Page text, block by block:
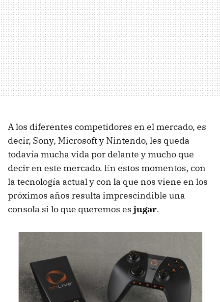
A los diferentes competidores en el mercado, es
decir, Sony, Microsoft y Nintendo, les queda
todavía mucha vida por delante y mucho que
decir en este mercado. En estos momentos, con
la tecnología actual y con la que nos viene en los
próximos años resulta imprescindible una
consola si lo que queremos es jugar.